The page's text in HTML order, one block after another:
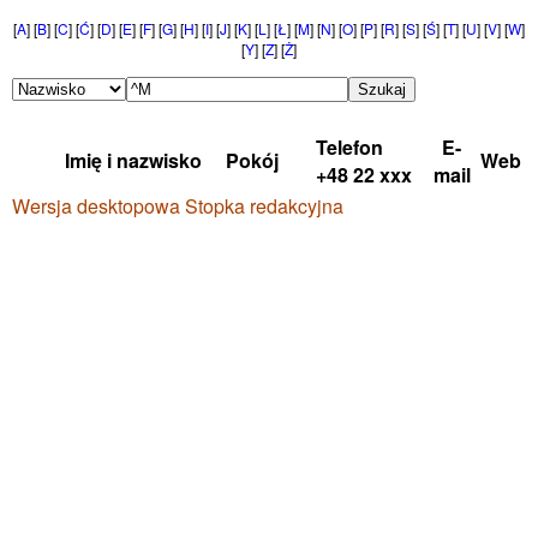
[A] [B] [C] [Ć] [D] [E] [F] [G] [H] [I] [J] [K] [L ] [Ł ] [M] [N] [O] [P] [R] [S] [Ś] [T] [U] [V] [W]
[Y] [Z] [Ż]
Imię i nazwisko Pokój
Telefon
+48 22 xxx
E-
mail
Web
Wersja desktopowaStopka redakcyjna